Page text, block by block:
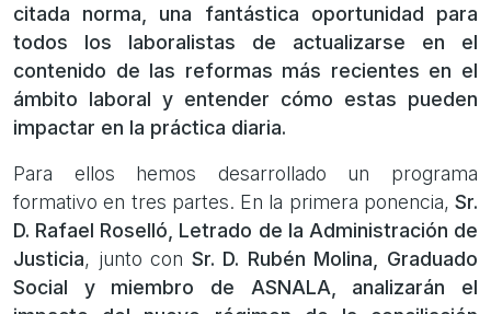
citada norma, una fantástica oportunidad para
todos los laboralistas de actualizarse en el
contenido de las reformas más recientes en el
ámbito laboral y entender cómo estas pueden
impactar en la práctica diaria.
Para ellos hemos desarrollado un programa
formativo en tres partes. En la primera ponencia, Sr.
D. Rafael Roselló, Letrado de la Administración de
Justicia, junto con Sr. D. Rubén Molina, Graduado
Social y miembro de ASNALA, analizarán el